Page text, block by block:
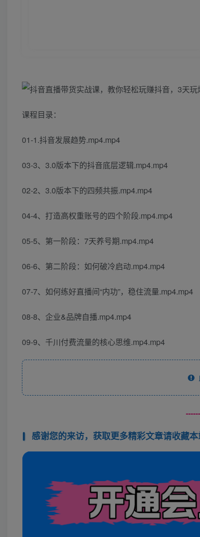
课程目录：
01-1.抖音发展趋势.mp4.mp4
03-3、3.0版本下的抖音底层逻辑.mp4.mp4
02-2、3.0版本下的四频共振.mp4.mp4
04-4、打造高权重账号的四个阶段.mp4.mp4
05-5、第一阶段：7天养号期.mp4.mp4
06-6、第二阶段：如何破冷启动.mp4.mp4
07-7、如何练好直播间“内功”，稳住流量.mp4.mp4
08-8、企业&品牌自播.mp4.mp4
09-9、千川付费流量的核心思维.mp4.mp4
感谢您的来访，获取更多精彩文章请收藏本